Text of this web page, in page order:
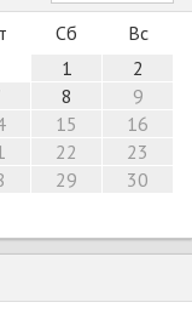
Сб
Вс
1
2
8
9
15
16
22
23
29
30